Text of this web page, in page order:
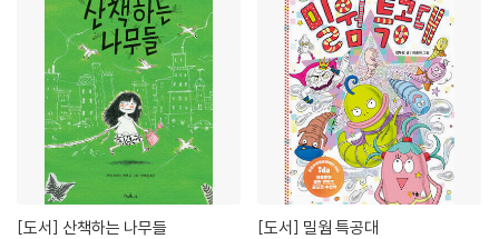
[도서] 산책하는 나무들 [도서] 밀웜 특공대